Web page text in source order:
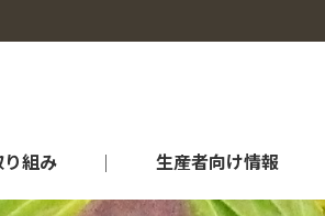
組み 生産者向け情報